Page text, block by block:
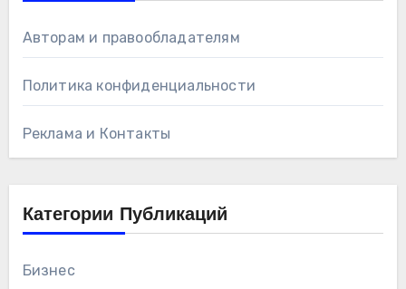
Авторам и правообладателям
Политика конфиденциальности
Реклама и Контакты
Категории Публикаций
Бизнес